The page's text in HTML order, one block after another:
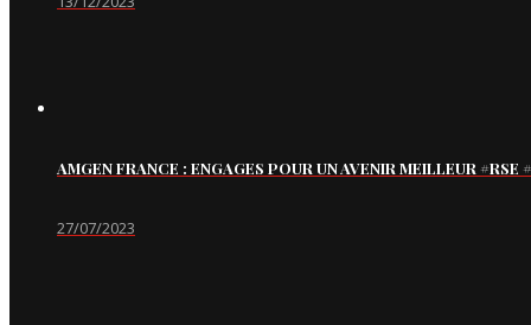
AMGEN FRANCE : ENGAGES POUR UN AVENIR MEILLEUR
27/07/2023